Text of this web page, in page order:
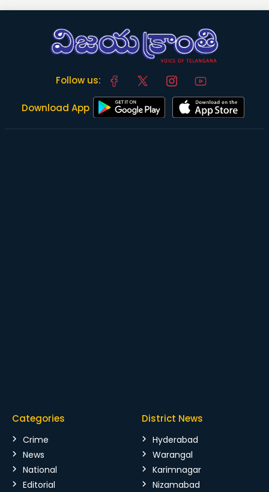
Follow us:
Download App
Categories
Crime
News
National
Editorial
District News
Hyderabad
Warangal
Karimnagar
Nizamabad